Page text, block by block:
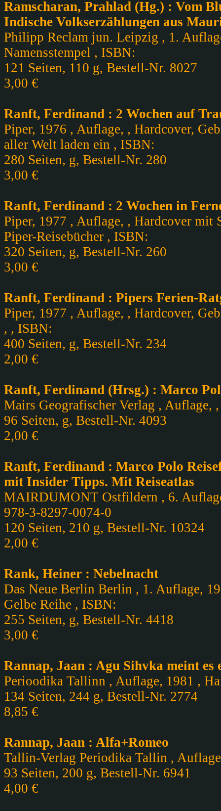
Ramscharan, Prahlad (Hg.) : Vom
Indische Volkserzählungen aus
Philipp Reclam jun. Leipzig , 1.
Namensstempel , ISBN:
121 Seiten, 110 g, Bestell-Nr. 8027
3,00 €
Ranft, Ferdinand : 2 Wochen auf
Piper, 1976 , Auflage, , Hardcover,
aller Welt laden ein , ISBN:
280 Seiten, g, Bestell-Nr. 280
3,00 €
Ranft, Ferdinand : 2 Wochen in
Piper, 1977 , Auflage, , Hardcover mit
Piper-Reisebücher , ISBN:
320 Seiten, g, Bestell-Nr. 260
3,00 €
Ranft, Ferdinand : Pipers Ferien-
Piper, 1977 , Auflage, , Hardcover,
, , ISBN:
400 Seiten, g, Bestell-Nr. 234
2,00 €
Ranft, Ferdinand (Hrsg.) : Marco
Mairs Geografischer Verlag , Auflage,
96 Seiten, g, Bestell-Nr. 4093
2,00 €
Ranft, Ferdinand : Marco Polo
mit Insider Tipps. Mit Reiseatlas
MAIRDUMONT Ostfildern , 6.
978-3-8297-0074-0
120 Seiten, 210 g, Bestell-Nr. 10324
2,00 €
Rank, Heiner : Nebelnacht
Das Neue Berlin Berlin , 1. Auflage,
Gelbe Reihe , ISBN:
255 Seiten, g, Bestell-Nr. 4418
3,00 €
Rannap, Jaan : Agu Sihvka meint
Perioodika Tallinn , Auflage, 1981 ,
134 Seiten, 244 g, Bestell-Nr. 2774
8,85 €
Rannap, Jaan : Alfa+Romeo
Tallin-Verlag Periodika Tallin ,
93 Seiten, 200 g, Bestell-Nr. 6941
4,00 €